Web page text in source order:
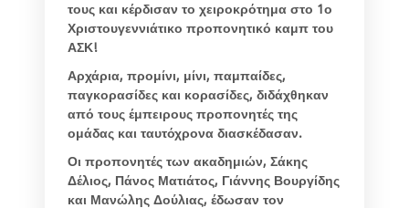
τους και κέρδισαν το χειροκρότημα στο 1ο
Χριστουγεννιάτικο προπονητικό καμπ του
ΑΣΚ!
Αρχάρια, προμίνι, μίνι, παμπαίδες,
παγκορασίδες και κορασίδες, διδάχθηκαν
από τους έμπειρους προπονητές της
ομάδας και ταυτόχρονα διασκέδασαν.
Οι προπονητές των ακαδημιών, Σάκης
Δέλιος, Πάνος Ματιάτος, Γιάννης Βουργίδης
και Μανώλης Δούλιας, έδωσαν τον